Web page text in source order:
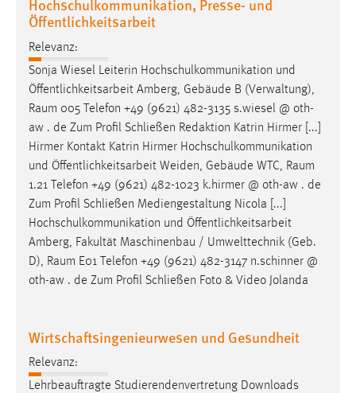
Hochschulkommunikation, Presse- und
Öffentlichkeitsarbeit
Relevanz:
Sonja Wiesel Leiterin Hochschulkommunikation und
Öffentlichkeitsarbeit Amberg, Gebäude B (Verwaltung),
Raum 005 Telefon +49 (9621) 482-3135 s.wiesel @ oth-
aw . de Zum Profil Schließen Redaktion Katrin Hirmer [...]
Hirmer Kontakt Katrin Hirmer Hochschulkommunikation
und Öffentlichkeitsarbeit Weiden, Gebäude WTC, Raum
1.21 Telefon +49 (9621) 482-1023 k.hirmer @ oth-aw . de
Zum Profil Schließen Mediengestaltung Nicola [...]
Hochschulkommunikation und Öffentlichkeitsarbeit
Amberg, Fakultät Maschinenbau / Umwelttechnik (Geb.
D), Raum E01 Telefon +49 (9621) 482-3147 n.schinner @
oth-aw . de Zum Profil Schließen Foto & Video Jolanda
Wirtschaftsingenieurwesen und Gesundheit
Relevanz:
Lehrbeauftragte Studierendenvertretung Downloads